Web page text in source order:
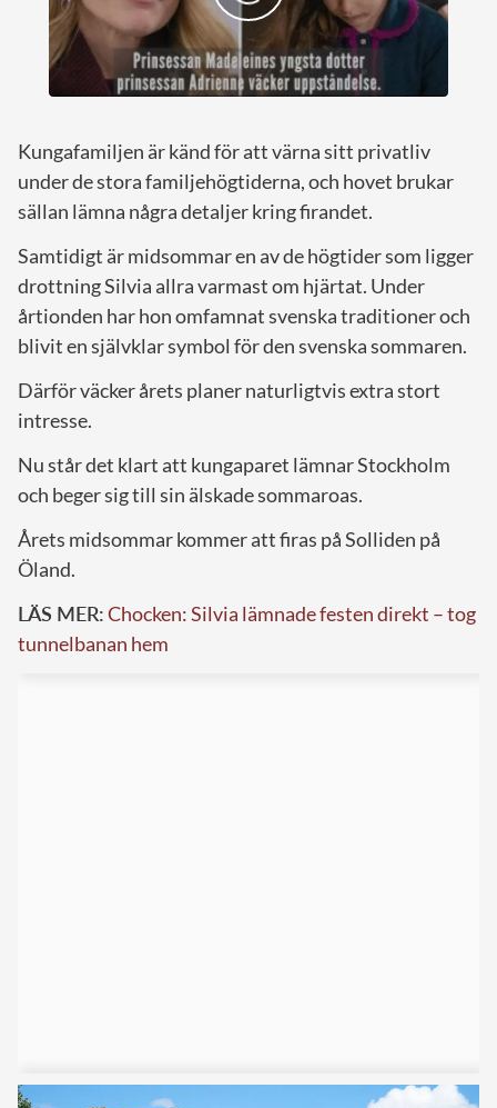
Kungafamiljen är känd för att värna sitt privatliv
under de stora familjehögtiderna, och hovet brukar
sällan lämna några detaljer kring firandet.
Samtidigt är midsommar en av de högtider som ligger
drottning Silvia allra varmast om hjärtat. Under
årtionden har hon omfamnat svenska traditioner och
blivit en självklar symbol för den svenska sommaren.
Därför väcker årets planer naturligtvis extra stort
intresse.
Nu står det klart att kungaparet lämnar Stockholm
och beger sig till sin älskade sommaroas.
Årets midsommar kommer att firas på Solliden på
Öland.
LÄS MER:Chocken: Silvia lämnade festen direkt – tog
tunnelbanan hem